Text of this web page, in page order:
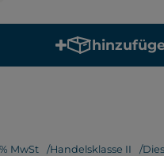
MwSt Handelsklasse II